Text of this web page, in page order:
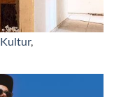
Kultur,